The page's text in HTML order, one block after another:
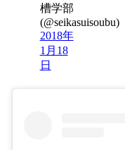
槽学部
(@seikasuisoubu)
2018年
1月18
日